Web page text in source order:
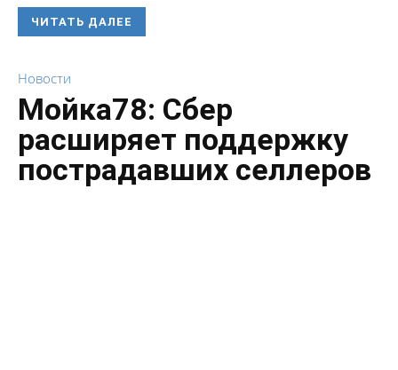
ЧИТАТЬ ДАЛЕЕ
Новости
Мойка78: Сбер
расширяет поддержку
пострадавших селлеров